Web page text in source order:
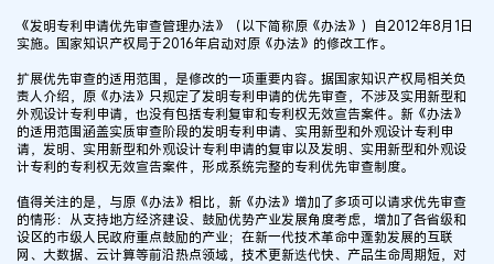
《发明专利申请优先审查管理办法》（以下简称原《办法》）自2012年8月1日
实施。国家知识产权局于2016年启动对原《办法》的修改工作。
扩展优先审查的适用范围，是修改的一项重要内容。据国家知识产权局相关负
责人介绍，原《办法》只规定了发明专利申请的优先审查，不涉及实用新型和
外观设计专利申请，也没有包括专利复审和专利权无效宣告案件。新《办法》
的适用范围涵盖实质审查阶段的发明专利申请、实用新型和外观设计专利申
请，发明、实用新型和外观设计专利申请的复审以及发明、实用新型和外观设
计专利的专利权无效宣告案件，形成系统完整的专利优先审查制度。
值得关注的是，与原《办法》相比，新《办法》增加了多项可以请求优先审查
的情形：从支持地方经济建设、鼓励优势产业发展角度考虑，增加了各省级和
设区的市级人民政府重点鼓励的产业；在新一代技术革命中蓬勃发展的互联
网、大数据、云计算等前沿热点领域，技术更新迭代快、产品生命周期短，对